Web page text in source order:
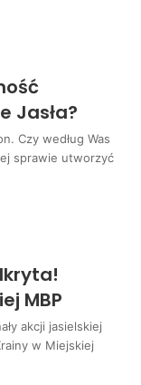
Jasła?
Czy według Was
sprawie utworzyć
MBP
akcji jasielskiej
w Miejskiej